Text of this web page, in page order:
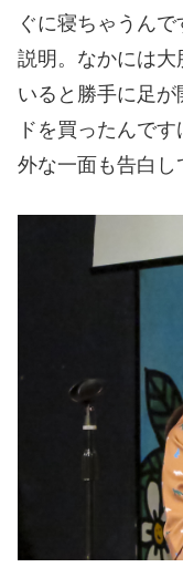
ぐに寝ちゃうん
説明。なかには大
いると勝手に足
ドを買ったんで
外な一面も告白し